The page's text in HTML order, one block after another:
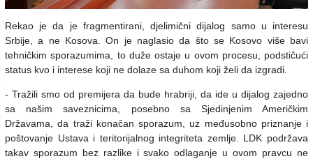
Rekao je da je fragmentirani, djelimični dijalog samo u interesu
Srbije, a ne Kosova. On je naglasio da što se Kosovo više bavi
tehničkim sporazumima, to duže ostaje u ovom procesu, podstičući
status kvo i interese koji ne dolaze sa duhom koji želi da izgradi.
- Tražili smo od premijera da bude hrabriji, da ide u dijalog zajedno
sa našim saveznicima, posebno sa Sjedinjenim Američkim
Državama, da traži konačan sporazum, uz međusobno priznanje i
poštovanje Ustava i teritorijalnog integriteta zemlje. LDK podržava
takav sporazum bez razlike i svako odlaganje u ovom pravcu ne